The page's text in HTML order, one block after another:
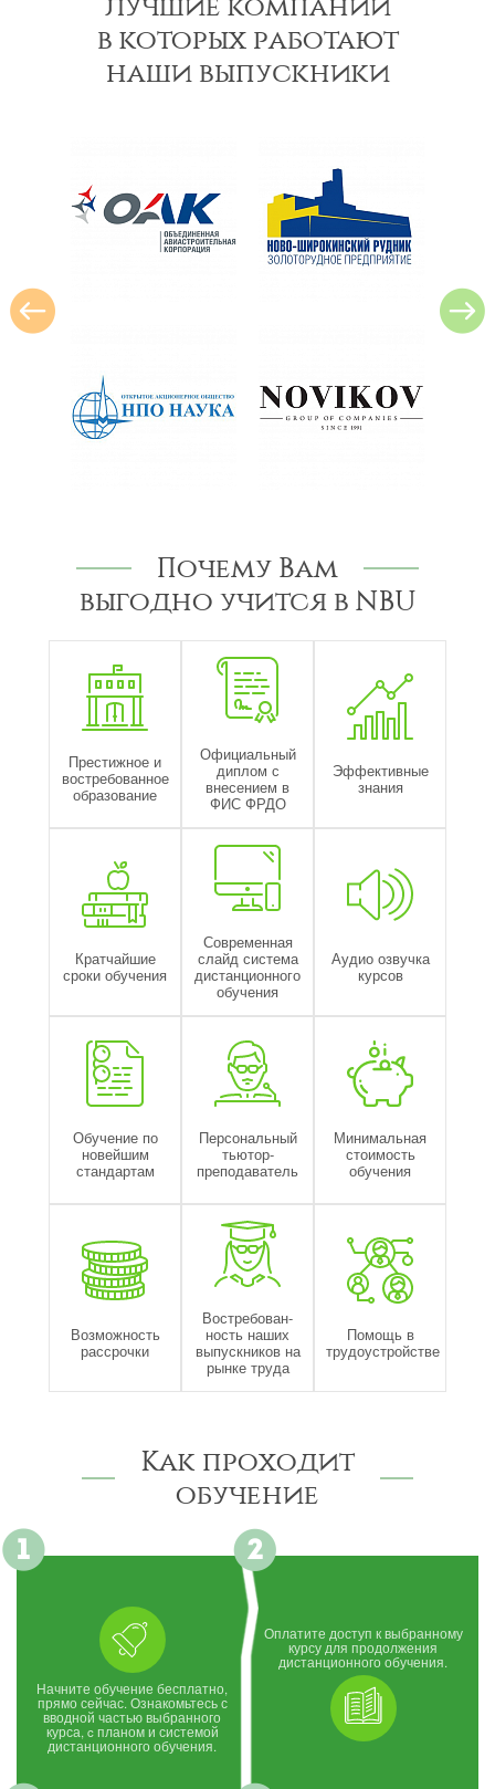
в которых работают
наши выпускники
Почему Вам
выгодно учится в NBU
Престижное и
востребованное
образование
Официальный
диплом с
внесением в
ФИС ФРДО
Эффективные
знания
Кратчайшие
сроки обучения
Современная
слайд система
дистанционного
обучения
Аудио озвучка
курсов
Обучение по
новейшим
стандартам
Персональный
тьютор-
преподаватель
Минимальная
стоимость
обучения
Возможность
рассрочки
Востребован-
ность наших
выпускников на
рынке труда
Помощь в
трудоустройстве
Как проходит
обучение
Начните обучение бесплатно,
прямо сейчас. Ознакомьтесь с
вводной частью выбранного
курса, c планом и системой
дистанционного обучения.
Оплатите доступ к выбранному
курсу для продолжения
дистанционного обучения.